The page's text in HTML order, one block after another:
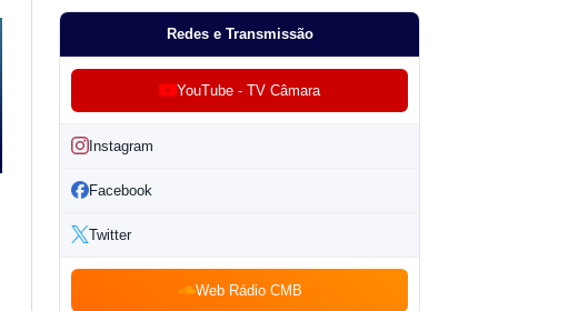
Redes e Transmissão
YouTube - TV Câmara
Instagram
Facebook
Twitter
Web Rádio CMB